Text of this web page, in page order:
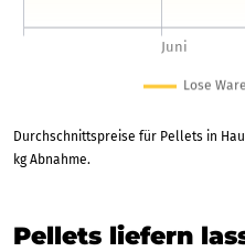
Durchschnittspreise für Pellets in
kg Abnahme.
Pellets liefern